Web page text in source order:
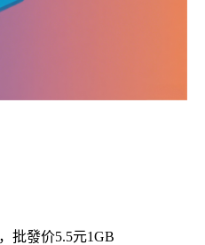
批發价5.5元1GB